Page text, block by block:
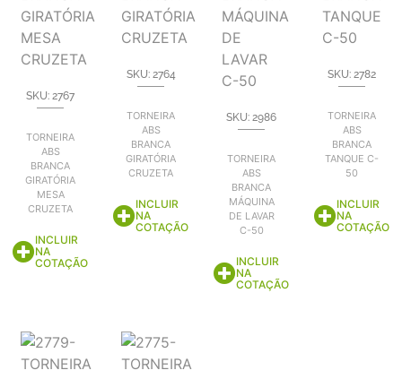
SKU: 2767
TORNEIRA
ABS
BRANCA
GIRATÓRIA
MESA
CRUZETA
INCLUIR
NA
COTAÇÃO
SKU: 2764
TORNEIRA
ABS
BRANCA
GIRATÓRIA
CRUZETA
INCLUIR
NA
COTAÇÃO
SKU: 2986
TORNEIRA
ABS
BRANCA
MÁQUINA
DE LAVAR
C-50
INCLUIR
NA
COTAÇÃO
SKU: 2782
TORNEIRA
ABS
BRANCA
TANQUE C-
50
INCLUIR
NA
COTAÇÃO